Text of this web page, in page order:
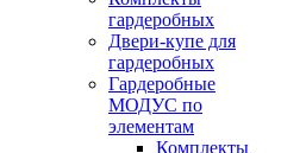
гардеробных
Двери-купе для
гардеробных
Гардеробные
МОДУС по
элементам
Комплекты